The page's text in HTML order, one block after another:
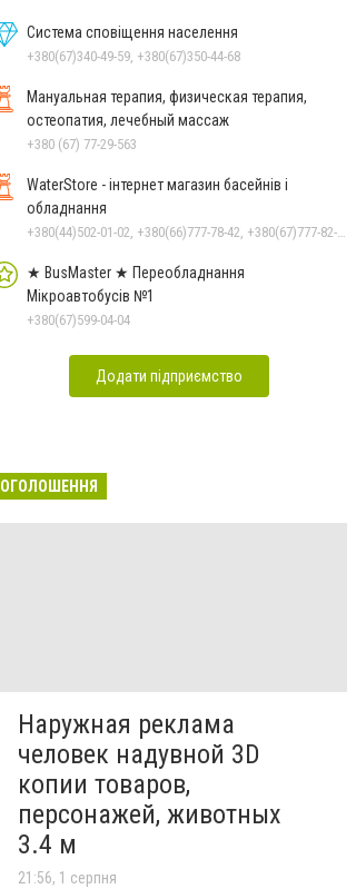
Система сповіщення населення
+380(67)340-49-59, +380(67)350-44-68
Мануальная терапия, физическая терапия,
остеопатия, лечебный массаж
+380 (67) 77-29-563
WaterStore - інтернет магазин басейнів і
обладнання
★ BusMaster ★ Переобладнання
Мікроавтобусів №1
+380(67)599-04-04
Додати підприємство
ОГОЛОШЕННЯ
Наружная реклама
человек надувной 3D
копии товаров,
персонажей, животных
3.4 м
21:56, 1 серпня